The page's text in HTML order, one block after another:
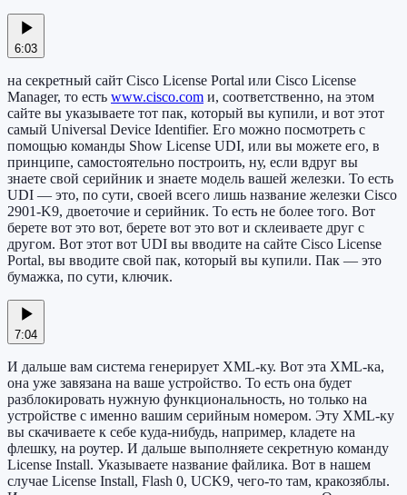
6:03
на секретный сайт Cisco License Portal или Cisco License
Manager, то есть www.cisco.com и, соответственно, на этом
сайте вы указываете тот пак, который вы купили, и вот этот
самый Universal Device Identifier. Его можно посмотреть с
помощью команды Show License UDI, или вы можете его, в
принципе, самостоятельно построить, ну, если вдруг вы
знаете свой серийник и знаете модель вашей железки. То есть
UDI — это, по сути, своей всего лишь название железки Cisco
2901-K9, двоеточие и серийник. То есть не более того. Вот
берете вот это вот, берете вот это вот и склеиваете друг с
другом. Вот этот вот UDI вы вводите на сайте Cisco License
Portal, вы вводите свой пак, который вы купили. Пак — это
бумажка, по сути, ключик.
7:04
И дальше вам система генерирует XML-ку. Вот эта XML-ка,
она уже завязана на ваше устройство. То есть она будет
разблокировать нужную функциональность, но только на
устройстве с именно вашим серийным номером. Эту XML-ку
вы скачиваете к себе куда-нибудь, например, кладете на
флешку, на роутер. И дальше выполняете секретную команду
License Install. Указываете название файлика. Вот в нашем
случае License Install, Flash 0, UCK9, чего-то там, кракозяблы.